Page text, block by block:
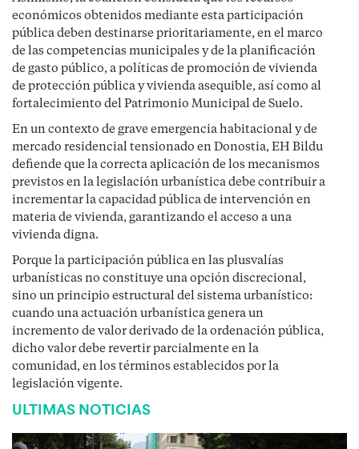
económicos obtenidos mediante esta participación
pública deben destinarse prioritariamente, en el marco
de las competencias municipales y de la planificación
de gasto público, a políticas de promoción de vivienda
de protección pública y vivienda asequible, así como al
fortalecimiento del Patrimonio Municipal de Suelo.
En un contexto de grave emergencia habitacional y de
mercado residencial tensionado en Donostia, EH Bildu
defiende que la correcta aplicación de los mecanismos
previstos en la legislación urbanística debe contribuir a
incrementar la capacidad pública de intervención en
materia de vivienda, garantizando el acceso a una
vivienda digna.
Porque la participación pública en las plusvalías
urbanísticas no constituye una opción discrecional,
sino un principio estructural del sistema urbanístico:
cuando una actuación urbanística genera un
incremento de valor derivado de la ordenación pública,
dicho valor debe revertir parcialmente en la
comunidad, en los términos establecidos por la
legislación vigente.
ULTIMAS NOTICIAS